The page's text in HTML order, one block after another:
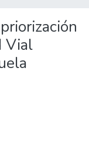
Vial